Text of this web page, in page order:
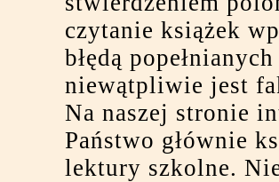
czytanie książek
błędą
niewątpliwie jest
Na naszej stronie
Państwo głównie
lektury szkolne.